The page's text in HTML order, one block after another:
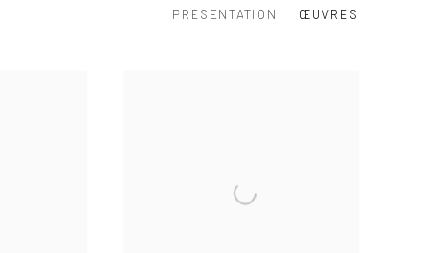
PRÉSENTATION ŒUVRES